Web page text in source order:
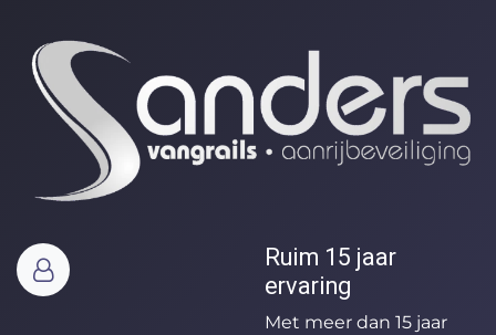
Ruim 15 jaar
ervaring
Met meer dan 15 jaar